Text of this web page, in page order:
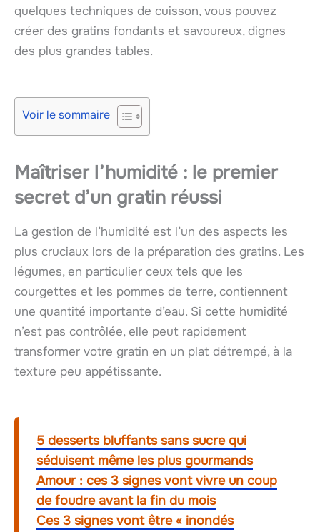
quelques techniques de cuisson, vous pouvez
créer des gratins fondants et savoureux, dignes
des plus grandes tables.
Voir le sommaire
Maîtriser l’humidité : le premier
secret d’un gratin réussi
La gestion de l’humidité est l’un des aspects les
plus cruciaux lors de la préparation des gratins. Les
légumes, en particulier ceux tels que les
courgettes et les pommes de terre, contiennent
une quantité importante d’eau. Si cette humidité
n’est pas contrôlée, elle peut rapidement
transformer votre gratin en un plat détrempé, à la
texture peu appétissante.
5 desserts bluffants sans sucre qui
séduisent même les plus gourmands
Amour : ces 3 signes vont vivre un coup
de foudre avant la fin du mois
Ces 3 signes vont être « inondés